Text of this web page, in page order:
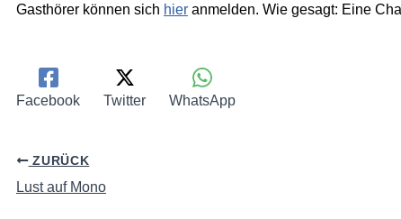
Gasthörer können sich hier anmelden. Wie gesagt: Eine
Facebook Twitter WhatsApp
ZURÜCK
Lust auf Mono